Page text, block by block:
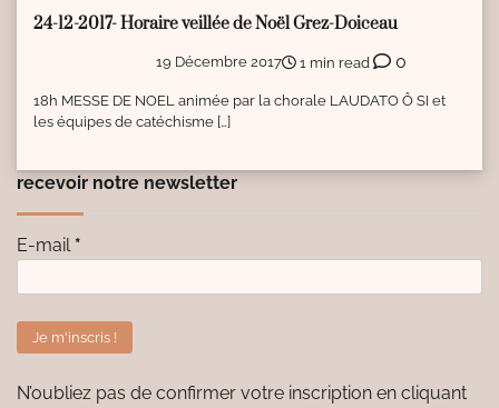
24-12-2017- Horaire veillée de Noël Grez-Doiceau
19 Décembre 2017 1 min read 0
18h MESSE DE NOEL animée par la chorale LAUDATO Ô SI et
les équipes de catéchisme […]
recevoir notre newsletter
E-mail *
N’oubliez pas de confirmer votre inscription en cliquant